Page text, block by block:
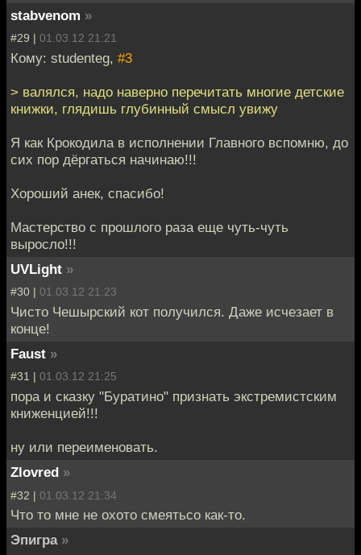
stabvenom »
#29 | 01.03.12 21:21
Кому: studenteg, #3
> валялся, надо наверно перечитать многие детские
книжки, глядишь глубинный смысл увижу
Я как Крокодила в исполнении Главного вспомню, до
сих пор дёргаться начинаю!!!
Хороший анек, спасибо!
Мастерство с прошлого раза еще чуть-чуть
выросло!!!
UVLight »
#30 | 01.03.12 21:23
Чисто Чешырский кот получился. Даже исчезает в
конце!
Faust »
#31 | 01.03.12 21:25
пора и сказку "Буратино" признать экстремистским
книженцией!!!
ну или переименовать.
Zlovred »
#32 | 01.03.12 21:34
Что то мне не охото смеятьсо как-то.
Эпигра »